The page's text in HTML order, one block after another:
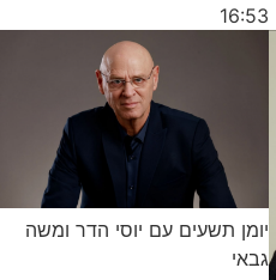
16:53
יומן תשעים עם יוסי הדר ומשה
גבאי